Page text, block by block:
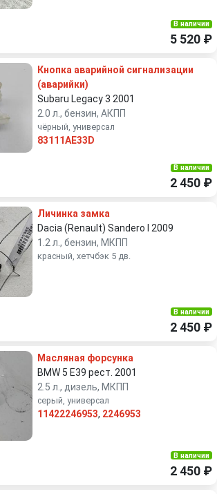
В наличии
5 520 ₽
Кнопка аварийной сигнализации
(аварийки)
Subaru Legacy 3 2001
2.0 л., бензин, АКПП
чёрный, универсал
83111AE33D
В наличии
2 450 ₽
Личинка замка
Dacia (Renault) Sandero I 2009
1.2 л., бензин, МКПП
красный, хетчбэк 5 дв.
В наличии
2 450 ₽
Масляная форсунка
BMW 5 E39 рест. 2001
2.5 л., дизель, МКПП
серый, универсал
11422246953, 2246953
В наличии
2 450 ₽